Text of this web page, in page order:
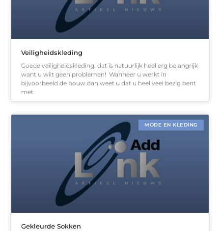
Veiligheidskleding
Goede veiligheidskleding, dat is natuurlijk heel erg belangrijk
want u wilt geen problemen! Wanneer u werkt in
bijvoorbeeld de bouw dan weet u dat u heel veel bezig bent
met
MODE EN KLEDING
Gekleurde Sokken